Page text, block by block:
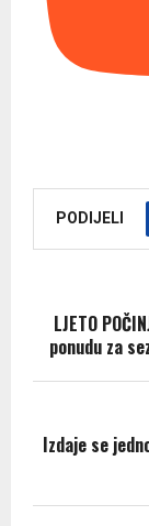
PODIJELI
LJETO
ponudu za
Izdaje se